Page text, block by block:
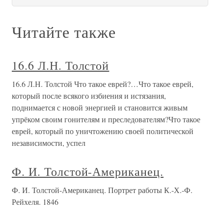
Читайте также
16.6 Л.Н. Толстой
16.6 Л.Н. Толстой Что такое еврей?…Что такое еврей,
который после всякого избиения и истязания,
поднимается с новой энергией и становится живым
упрёком своим гонителям и преследователям?Что такое
еврей, который по уничтожению своей политической
независимости, успел
Ф. И. Толстой-Американец.
Ф. И. Толстой-Американец. Портрет работы К.-Х.-Ф.
Рейхеля. 1846